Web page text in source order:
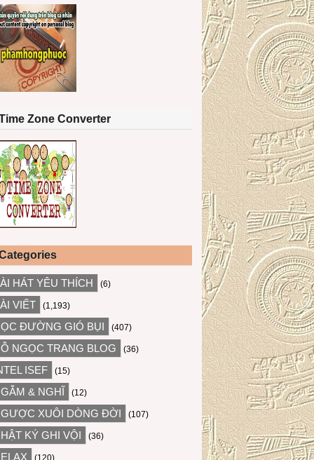
Zone Converter
HÁT YÊU THÍCH (6)
VIẾT (1,193)
ĐƯỜNG GIÓ BỤI (407)
NGỌC TRANG BLOG (36)
ISEF (15)
& NGHĨ (12)
XUÔI DÒNG ĐỜI (107)
KÝ GHI VỘI (36)
(120)